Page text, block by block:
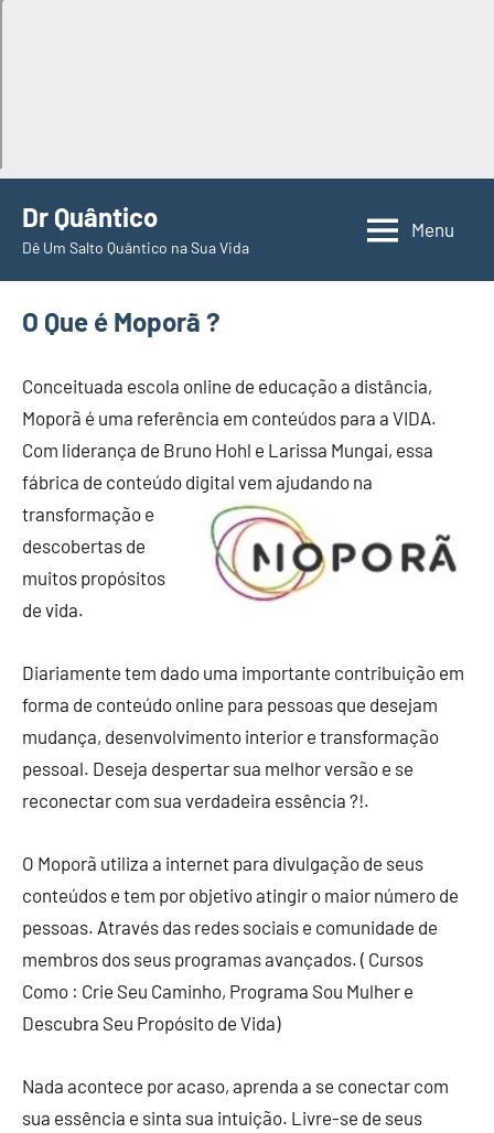
para
conteúdo
Dr Quântico
Dê Um Salto Quântico na Sua Vida
Menu
O Que é Moporã ?
Conceituada escola online de educação a distância,
Moporã é uma referência em conteúdos para a VIDA.
Com liderança de Bruno Hohl e Larissa Mungai, essa
fábrica de conteúdo digital vem ajudando na
transformação e
descobertas de
muitos propósitos
de vida.
Diariamente tem dado uma importante contribuição em
forma de conteúdo online para pessoas que desejam
mudança, desenvolvimento interior e transformação
pessoal. Deseja despertar sua melhor versão e se
reconectar com sua verdadeira essência ?!.
O Moporã utiliza a internet para divulgação de seus
conteúdos e tem por objetivo atingir o maior número de
pessoas. Através das redes sociais e comunidade de
membros dos seus programas avançados. ( Cursos
Como : Crie Seu Caminho, Programa Sou Mulher e
Descubra Seu Propósito de Vida)
Nada acontece por acaso, aprenda a se conectar com
sua essência e sinta sua intuição. Livre-se de seus